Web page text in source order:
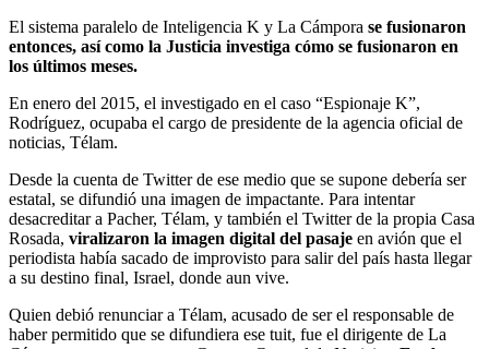
El sistema paralelo de Inteligencia K y La Cámpora se fusionaron
entonces, así como la Justicia investiga cómo se fusionaron en
los últimos meses.
En enero del 2015, el investigado en el caso “Espionaje K”,
Rodríguez, ocupaba el cargo de presidente de la agencia oficial de
noticias, Télam.
Desde la cuenta de Twitter de ese medio que se supone debería ser
estatal, se difundió una imagen de impactante. Para intentar
desacreditar a Pacher, Télam, y también el Twitter de la propia Casa
Rosada, viralizaron la imagen digital del pasaje en avión que el
periodista había sacado de improvisto para salir del país hasta llegar
a su destino final, Israel, donde aun vive.
Quien debió renunciar a Télam, acusado de ser el responsable de
haber permitido que se difundiera ese tuit, fue el dirigente de La